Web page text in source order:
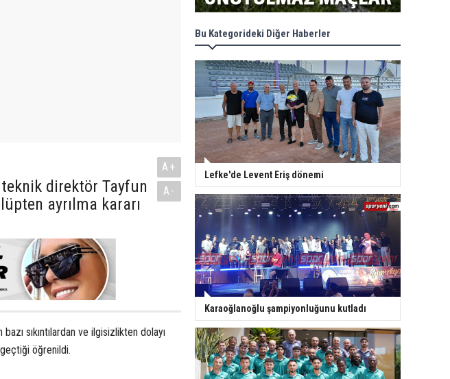
direktör Tayfun
ayrılma kararı
A+
A-
sıkıntılardan ve ilgisizlikten dolayı
geçtiği öğrenildi.
Bu Kategorideki Diğer Haberler
Lefke'de Levent Eriş dönemi
Karaoğlanoğlu şampiyonluğunu kutladı